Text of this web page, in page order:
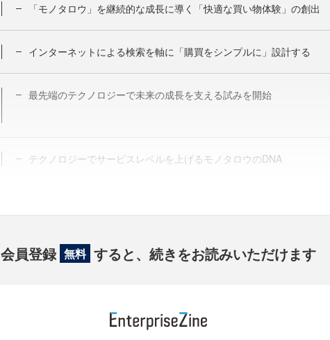
「モノタロウ」を継続的な成長に導く「快適な買い物体験」の創出
インターネットによる検索を軸に「購買をシンプルに」設計する
最先端のテクノロジーで未来の成長を支える試みを開始
テクノロジーでサービスレベルを上げるモノタロウのDNA
会員登録 無料 すると、続きをお読みいただけます